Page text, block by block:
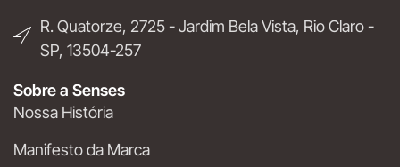
R. Quatorze, 2725 - Jardim Bela Vista, Rio Claro -
SP, 13504-257
Sobre a Senses
Nossa História
Manifesto da Marca